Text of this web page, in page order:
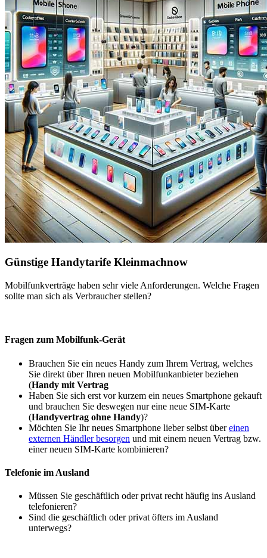
Günstige Handytarife Kleinmachnow
Mobilfunkverträge haben sehr viele Anforderungen. Welche Fragen
sollte man sich als Verbraucher stellen?
Fragen zum Mobilfunk-Gerät
Brauchen Sie ein neues Handy zum Ihrem Vertrag, welches
Sie direkt über Ihren neuen Mobilfunkanbieter beziehen
(Handy mit Vertrag
Haben Sie sich erst vor kurzem ein neues Smartphone gekauft
und brauchen Sie deswegen nur eine neue SIM-Karte
(Handyvertrag ohne Handy)?
Möchten Sie Ihr neues Smartphone lieber selbst übereinen
externen Händler besorgen und mit einem neuen Vertrag bzw.
einer neuen SIM-Karte kombinieren?
Telefonie im Ausland
Müssen Sie geschäftlich oder privat recht häufig ins Ausland
telefonieren?
Sind die geschäftlich oder privat öfters im Ausland
unterwegs?